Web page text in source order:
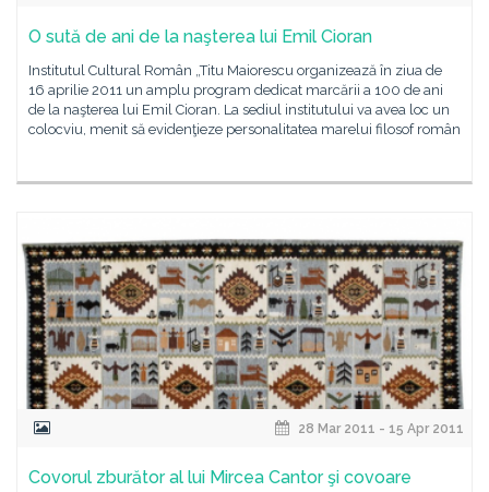
O sută de ani de la naşterea lui Emil Cioran
Institutul Cultural Român „Titu Maiorescu organizează în ziua de
16 aprilie 2011 un amplu program dedicat marcării a 100 de ani
de la naşterea lui Emil Cioran. La sediul institutului va avea loc un
colocviu, menit să evidenţieze personalitatea marelui filosof român
28 Mar 2011 - 15 Apr 2011
Covorul zburător al lui Mircea Cantor şi covoare